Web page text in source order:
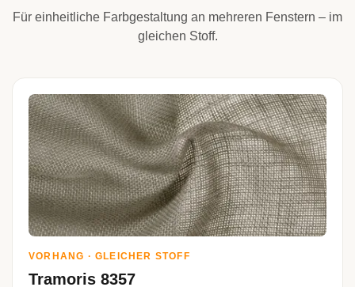
Für einheitliche Farbgestaltung an mehreren Fenstern – im
gleichen Stoff.
VORHANG · GLEICHER STOFF
Tramoris 8357